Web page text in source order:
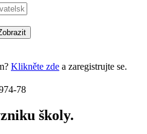
Klikněte zde a zaregistrujte se.
školy.